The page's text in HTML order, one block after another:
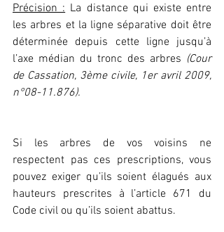
Précision : La distance qui existe entre
les arbres et la ligne séparative doit être
déterminée depuis cette ligne jusqu’à
l’axe médian du tronc des arbres (Cour
de Cassation, 3ème civile, 1er avril 2009,
n°08-11.876).
Si les arbres de vos voisins ne
respectent pas ces prescriptions, vous
pouvez exiger qu’ils soient élagués aux
hauteurs prescrites à l’article 671 du
Code civil ou qu’ils soient abattus.